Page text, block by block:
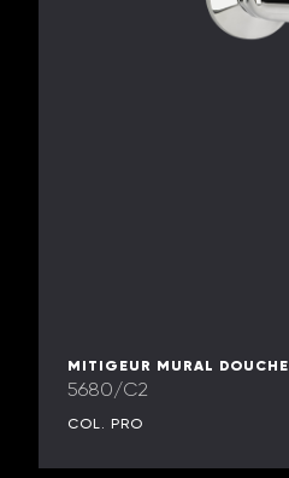
MITIGEUR MURAL DOUCHE
5680/C2
COL. PRO